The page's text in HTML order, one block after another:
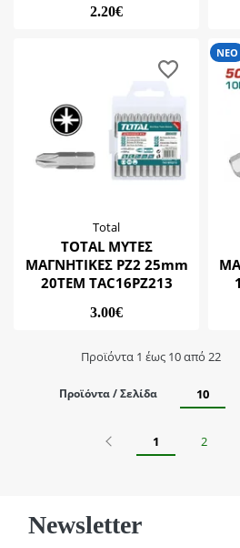
2.20€
Total
TOTAL ΜΥΤΕΣ
ΜΑΓΝΗΤΙΚΕΣ PZ2 25mm
20ΤΕΜ TAC16PZ213
3.00€
ΝΕΟ
Προϊόντα 1 έως 10 από 22
Προϊόντα / Σελίδα 10
Προηγούμενο
1 2
Newsletter